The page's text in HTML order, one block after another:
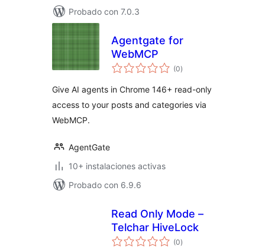
Probado con 7.0.3
Agentgate for
WebMCP
(0total
de
)
Give AI agents in Chrome 146+ read-only
access to your posts and categories via
WebMCP.
AgentGate
10+ instalaciones activas
Probado con 6.9.6
Read Only Mode –
Telchar HiveLock
(0total
de
)